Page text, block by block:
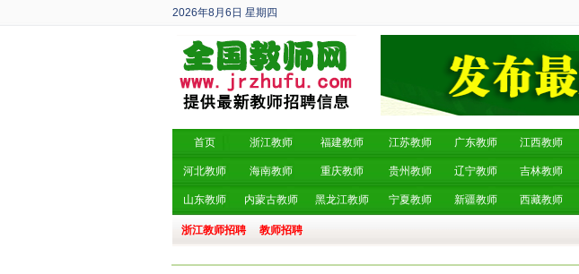
2026年8月6日 星期四
丙午年 六月廿四
首页 浙江教师 福建教师 江苏教师 广东教师 江西教师
河北教师 海南教师 重庆教师 贵州教师 辽宁教师 吉林教师
山东教师 内蒙古教师 黑龙江教师 宁夏教师 新疆教师 西藏教师
浙江教师招聘 教师招聘